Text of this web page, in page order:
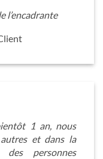
l’encadrante
1 an, nous
et dans la
personnes